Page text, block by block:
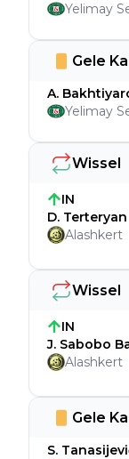
Gele
S.
Wissel
IN
J. Sabobo
Alashkert
Wissel
IN
D. Terteryan
Alashkert
Gele
A.
Yelimay
Yelimay